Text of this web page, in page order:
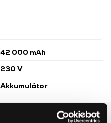
42 000 mAh
230 V
Akkumulátor